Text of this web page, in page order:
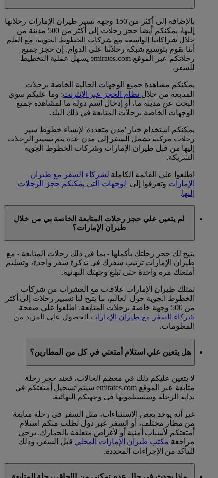
بالإضافة إلى أكثر من 150 وجهة تسير طيران الإمارات رحلاتها
إليها، يمكنكم أيضا حجز رحلات إلى أكثر من 500 مدينة من
خلال شراكاتنا الواسعة مع شركات الخطوط الجوية، مع العلم
أننا نقوم بتوسيع شبكة رحلاتنا على الدوام. إن حجز جميع
رحلاتكم عبر الموقع emirates.com يسهل عملية التخطيط
للسفر.
يمكنكم مشاهدة جميع الوجهات الحالية الخاصة برحلات
المتابعة من خلال نظام الحجز عبر الإنترنت: وما عليكم سوى
البحث عن مدينة ما، أو إدخال اسم دولة ما لمشاهدة جميع
الوجهات الخاصة برحلات المتابعة في ذلك البلد.
يمكنكم استخدام خيار 'مدن متعددة' لإنشاء خطوط سير
رحلات مركبة تشمل السفر إلى مدن عدة يتم تسيير الرحلات
إليها من قبل طيران الإمارات وشركات الخطوط الجوية
الشريكة.
اطلعوا على القائمة الكاملة لشركاء السفر مع طيران
الإمارات وتعرفوا إلى الوجهات التي يمكنكم حجز الرحلات
إليها.
لم يتعين علي حجز رحلات المتابعة الخاصة بي من خلال
طيران الإمارات؟
يتيح لك حجز رحلتك بأكملها - بما في ذلك رحلات المتابعة - مع
طيران الإمارات ترتيب سفرك في تذكرة سفر واحدة، وتسليم
أمتعتك مرة واحدة حتى تبلغ وجهتك النهائية.
تمتلك طيران الإمارات علاقات مع العشرات من شركات
الخطوط الجوية حول العالم، ما يتيح لنا تسيير رحلات إلى أكثر
من 500 وجهة خاصة برحلات المتابعة. اطلعوا على صفحة
شركاء السفر مع طيران الإمارات للحصول على المزيد من
المعلومات.
هل يتعين علي استلام أمتعتي في كل من المطارين؟
لا يتعين عليكم ذلك في معظم الحالات، فعند حجز رحلة
متابعة عبر الموقع emirates.com سيتم تسجيل أمتعتكم في
بداية الرحلة وستستلمونها في وجهتكم النهائية.
غير أنه يوجد بعض الاستثناءات، مثل السفر في رحلة متابعة
من مطار مختلف، أو السفر عبر دول تطلب منكم استلام
أمتعتكم لأسباب أمنية أو لأغراض متعلقة بالجمارك. يرجى
مراجعة مكتب طيران الإمارات المحلي قبل السفر، وذلك
للتأكد من الإجراءات المحددة.